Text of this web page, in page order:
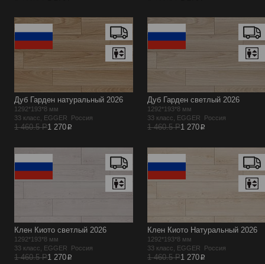
Дуб Гарден натуральный 2026
1292*193*8 мм
33 класс, EGGER Россия
1 460.5 Р1 270p
Дуб Гарден светлый 2026
1292*193*8 мм
33 класс, EGGER Россия
1 460.5 Р1 270p
Клен Киото светлый 2026
1292*193*8 мм
33 класс, EGGER Россия
1 460.5 Р1 270p
Клен Киото Натуральный 2026
1292*193*8 мм
33 класс, EGGER Россия
1 460.5 Р1 270p